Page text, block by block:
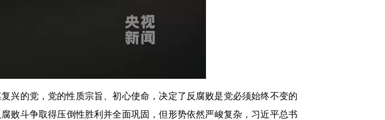
的党，党的性质宗旨、初心使命，决定了反腐败是党必须始终不变的
败斗争取得压倒性胜利并全面巩固，但形势依然严峻复杂，习近平总书